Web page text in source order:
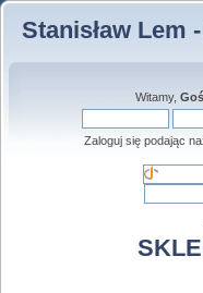
Stanisław Lem
Witamy,
Zaloguj się podając